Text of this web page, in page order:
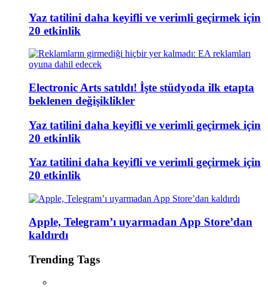
Yaz tatilini daha keyifli ve verimli geçirmek için
20 etkinlik
Electronic Arts satıldı! İşte stüdyoda ilk etapta
beklenen değişiklikler
Yaz tatilini daha keyifli ve verimli geçirmek için
20 etkinlik
Yaz tatilini daha keyifli ve verimli geçirmek için
20 etkinlik
Apple, Telegram’ı uyarmadan App Store’dan
kaldırdı
Trending Tags